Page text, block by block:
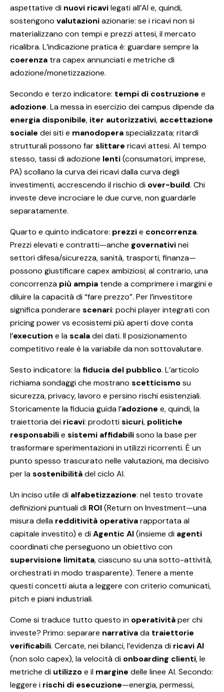
aspettative di nuovi ricavilegati all’AI e, quindi,
sostengono valutazioniazionarie: se i ricavi non si
materializzano con tempi e prezzi attesi, il mercato
ricalibra. L’indicazione pratica è: guardare sempre la
coerenza tra capex annunciati e metriche di
adozione/monetizzazione.
Secondo e terzo indicatore: tempi di costruzione e
adozione. La messa in esercizio dei campus dipende da
energia disponibile, iter autorizzativi, accettazione
sociale dei siti e manodoperaspecializzata; ritardi
strutturali possono farslittare ricavi attesi. Al tempo
stesso, tassi di adozione lenti(consumatori, imprese,
PA) scollano la curva dei ricavi dalla curva degli
investimenti, accrescendo il rischio di over-build. Chi
investe deve incrociare le due curve, non guardarle
separatamente.
Quarto e quinto indicatore: prezzie concorrenza.
Prezzi elevati e contratti—anche governativinei
settori difesa/sicurezza, sanità, trasporti, finanza—
possono giustificare capex ambiziosi; al contrario, una
concorrenza più ampia tende a comprimere i margini e
diluire la capacità di “fare prezzo”. Per l’investitore
significa ponderare scenari: pochi player integrati con
pricing power vs ecosistemi più aperti dove conta
l’execution e lascaladei dati. Il posizionamento
competitivo reale è la variabile da non sottovalutare.
Sesto indicatore: la fiducia del pubblico. L’articolo
richiama sondaggi che mostrano scetticismosu
sicurezza, privacy, lavoro e persino rischi esistenziali.
Storicamente la fiducia guida l’adozione e, quindi, la
traiettoria dei ricavi: prodottisicuri, politiche
responsabilie sistemi affidabilisono la base per
trasformare sperimentazioni in utilizzi ricorrenti. È un
punto spesso trascurato nelle valutazioni, ma decisivo
per lasostenibilitàdel ciclo AI.
Un inciso utile di alfabetizzazione: nel testo trovate
definizioni puntuali di ROI(Return on Investment—una
misura della redditività operativarapportata al
capitale investito) e diAgentic AI(insieme di agenti
coordinati che perseguono un obiettivo con
supervisione limitata, ciascuno su una sotto-attività,
orchestrati in modo trasparente). Tenere a mente
questi concetti aiuta a leggere con criterio comunicati,
pitch e piani industriali.
Come si traduce tutto questo in operativitàper chi
investe? Primo: separare narrativada traiettorie
verificabili. Cercate, nei bilanci, l’evidenza di ricavi AI
(non solo capex), la velocità di onboarding clienti, le
metriche di utilizzoe il margine delle linee AI. Secondo:
leggere i rischi di esecuzione—energia, permessi,